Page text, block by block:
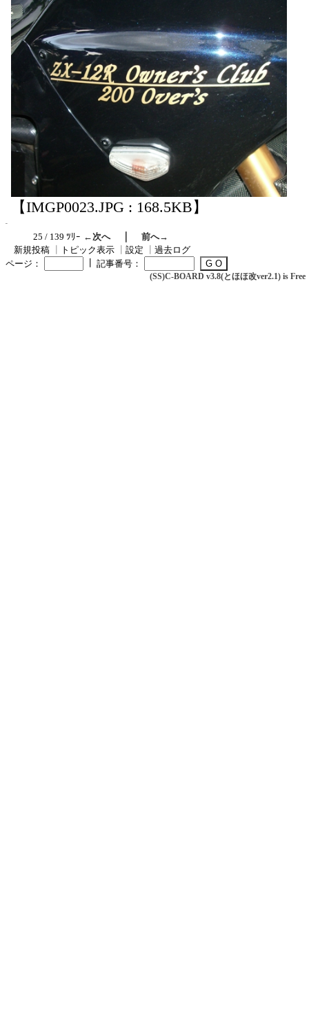
【IMGP0023.JPG : 168.5KB】
25 / 139 ﾂﾘｰ ←次へ｜ 前へ→
新規投稿
トピック表示 設定
過去ログ
ページ：
記事番号：
(SS)C-BOARD v3.8(とほほ改ver2.1) is Free